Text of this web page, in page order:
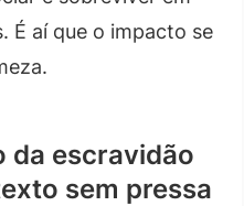
É aí que o impacto se
da escravidão
sem pressa